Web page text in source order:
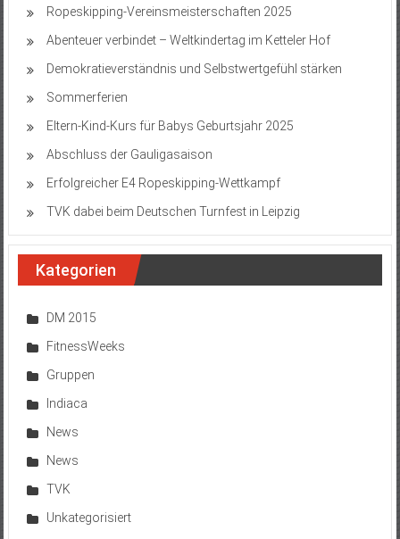
Ropeskipping-Vereinsmeisterschaften 2025
Abenteuer verbindet – Weltkindertag im Ketteler Hof
Demokratieverständnis und Selbstwertgefühl stärken
Sommerferien
Eltern-Kind-Kurs für Babys Geburtsjahr 2025
Abschluss der Gauligasaison
Erfolgreicher E4 Ropeskipping-Wettkampf
TVK dabei beim Deutschen Turnfest in Leipzig
Kategorien
DM 2015
FitnessWeeks
Gruppen
Indiaca
News
News
TVK
Unkategorisiert